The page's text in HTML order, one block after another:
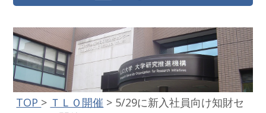
TOP > ＴＬＯ開催 > 5/29に新入社員向け知財セ